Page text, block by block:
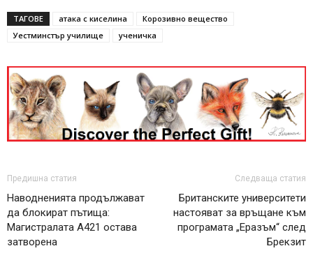
ТАГОВЕ атака с киселина
Корозивно вещество
Уестминстър училище
ученичка
Предишна статия
Наводненията продължават
да блокират пътища:
Магистралата A421 остава
затворена
Следваща статия
Британските университети
настояват за връщане към
програмата „Еразъм“ след
Брекзит